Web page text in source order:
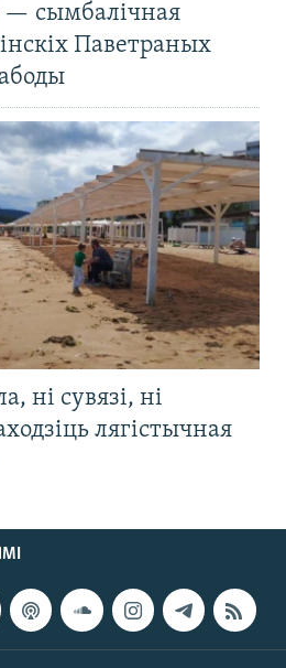
— сымбалічная
Паветраных
ні сувязі, ні
лягістычная